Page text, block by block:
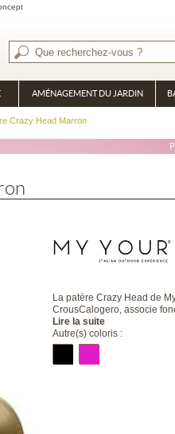
AMÉNAGEMENT DU JARDIN
Crazy Head Marron
La patère Crazy Head de
CrousCalogero, associe
Lire la suite
Autre(s) coloris :